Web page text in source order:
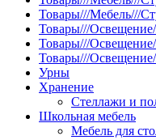
Товары///Мебель///
Товары///
Товары///
Товары///
Урны
Хранение
Стеллажи и
Школьная мебель
Мебель для